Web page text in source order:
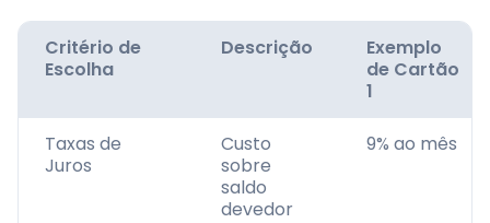
Critério de
Escolha
Descrição
Exemplo
de Cartão
1
Taxas de
Juros
Custo
sobre
saldo
devedor
9% ao mês